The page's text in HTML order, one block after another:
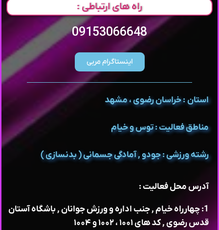
راه های ارتباطی :
09153066648
اینستاگرام مربی
استان : خراسان رضوی ، مشهد
مناطق فعالیت : توس و خیام
رشته ورزشی : جودو , آمادگی جسمانی ( بدنسازی )
آدرس محل فعالیت :
1: چهارراه خیام , جنب اداره و ورزش جوانان , باشگاه آستان
قدس رضوی , کد های ۱۰۰۱ ، ۱۰۰۲ و ۱۰۰۴